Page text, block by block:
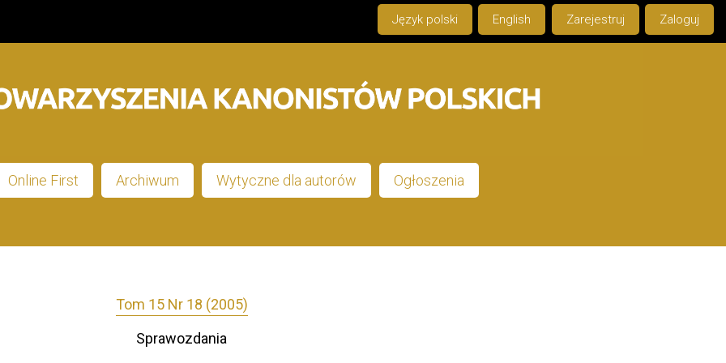
Język polski English Zarejestruj Zaloguj
Online First Archiwum Wytyczne dla autorów Ogłoszenia
Tom 15 Nr 18 (2005)
Sprawozdania